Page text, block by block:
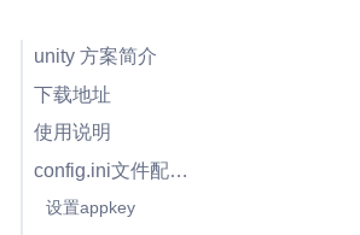
unity 方案简介
下载地址
使用说明
config.ini文件配置说明
设置appkey